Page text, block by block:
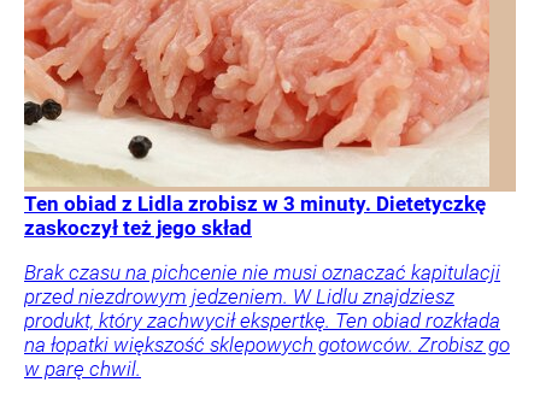
Ten obiad z Lidla zrobisz w 3 minuty. Dietetyczkę
zaskoczył też jego skład
Brak czasu na pichcenie nie musi oznaczać kapitulacji
przed niezdrowym jedzeniem. W Lidlu znajdziesz
produkt, który zachwycił ekspertkę. Ten obiad rozkłada
na łopatki większość sklepowych gotowców. Zrobisz go
w parę chwil.